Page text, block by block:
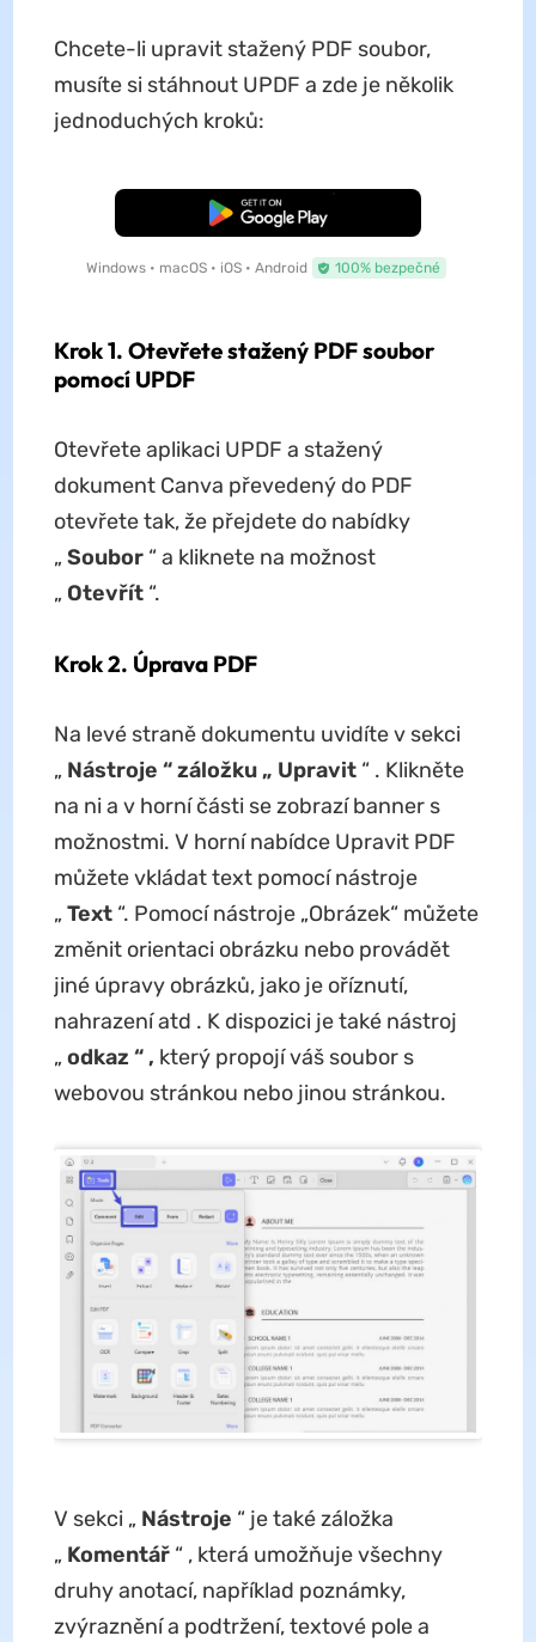
Chcete-li upravit stažený PDF soubor,
musíte si stáhnout UPDF a zde je několik
jednoduchých kroků:
Bezplatné stažení
Windows • macOS • iOS • Android 100% bezpečné
Krok 1. Otevřete stažený PDF soubor
pomocí UPDF
Otevřete aplikaci UPDF a stažený
dokument Canva převedený do PDF
otevřete tak, že přejdete do nabídky
„ Soubor“ a kliknete na možnost
„ Otevřít“.
Krok 2. Úprava PDF
Na levé straně dokumentu uvidíte v sekci
„ Nástroje “ záložku „ Upravit“ . Klikněte
na ni a v horní části se zobrazí banner s
možnostmi. V horní nabídce Upravit PDF
můžete vkládat text pomocí nástroje
„ Text“. Pomocí nástroje „Obrázek“ můžete
změnit orientaci obrázku nebo provádět
jiné úpravy obrázků, jako je oříznutí,
nahrazení atd . K dispozici je také nástroj
„ odkaz “ , který propojí váš soubor s
webovou stránkou nebo jinou stránkou.
V sekci „ Nástroje “ je také záložka
„ Komentář“ , která umožňuje všechny
druhy anotací, například poznámky,
zvýraznění a podtržení, textové pole a